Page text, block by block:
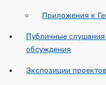
Приложения к
Публичные
обсуждения
Экспозиции